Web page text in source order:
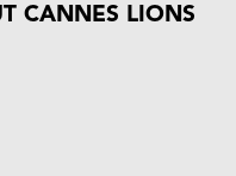
CANNES LIONS